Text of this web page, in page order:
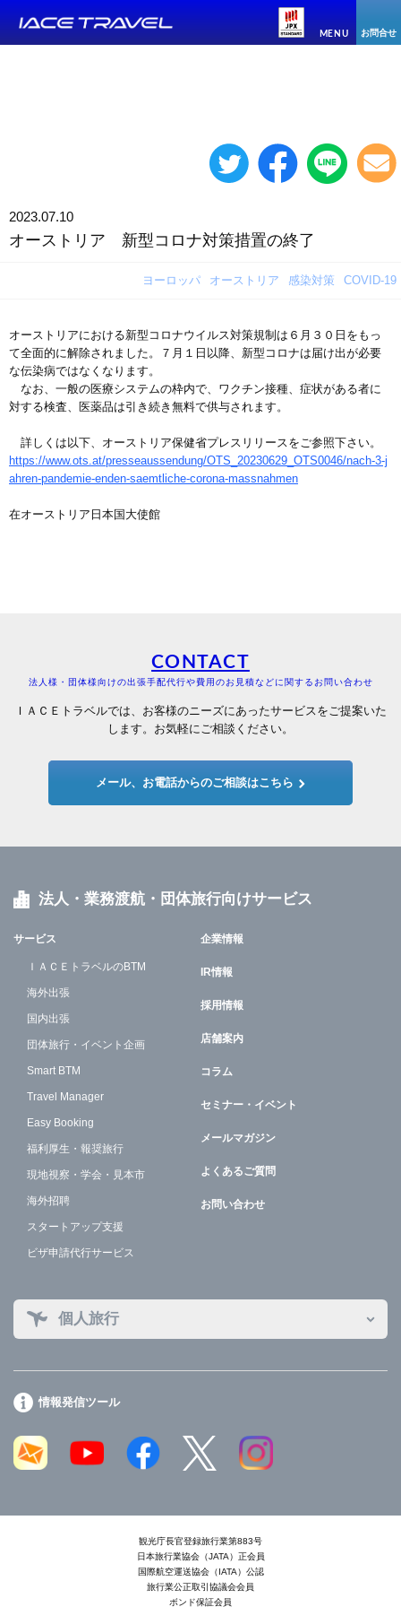
MENU お問合せ
2023.07.10
オーストリア 新型コロナ対策措置の終了
ヨーロッパ オーストリア 感染対策 COVID-19
オーストリアにおける新型コロナウイルス対策規制は６月３０日をもっ
て全面的に解除されました。７月１日以降、新型コロナは届け出が必要
な伝染病ではなくなります。
なお、一般の医療システムの枠内で、ワクチン接種、症状がある者に
対する検査、医薬品は引き続き無料で供与されます。
詳しくは以下、オーストリア保健省プレスリリースをご参照下さい。
https://www.ots.at/presseaussendung/OTS_20230629_OTS0046/nach-3-j
ahren-pandemie-enden-saemtliche-corona-massnahmen
在オーストリア日本国大使館
CONTACT
法人様・団体様向けの出張手配代行や費用のお見積などに関するお問い合わせ
ＩＡＣＥトラベルでは、お客様のニーズにあったサービスをご提案いた
します。お気軽にご相談ください。
メール、お電話からのご相談はこちら
法人・業務渡航・団体旅行向けサービス
サービス
ＩＡＣＥトラベルのBTM
海外出張
国内出張
団体旅行・イベント企画
Smart BTM
Travel Manager
Easy Booking
福利厚生・報奨旅行
現地視察・学会・見本市
海外招聘
スタートアップ支援
ビザ申請代行サービス
企業情報
IR情報
採用情報
店舗案内
コラム
セミナー・イベント
メールマガジン
よくあるご質問
お問い合わせ
個人旅行
情報発信ツール
観光庁長官登録旅行業第883号
日本旅行業協会（JATA）正会員
国際航空運送協会（IATA）公認
旅行業公正取引協議会会員
ボンド保証会員